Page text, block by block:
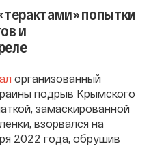
попытки
и
организованный
подрыв Крымского
замаскированной
взорвался на
2022 года, обрушив